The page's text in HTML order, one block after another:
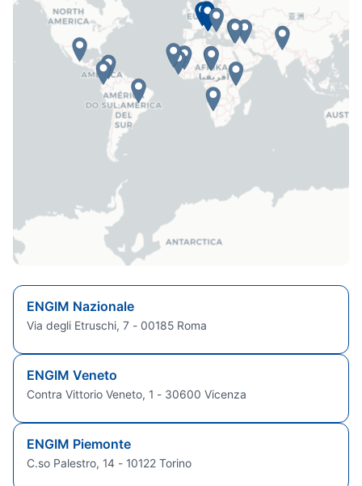
ENGIM Nazionale
Via degli Etruschi, 7 - 00185 Roma
ENGIM Veneto
Contra Vittorio Veneto, 1 - 30600 Vicenza
ENGIM Piemonte
C.so Palestro, 14 - 10122 Torino